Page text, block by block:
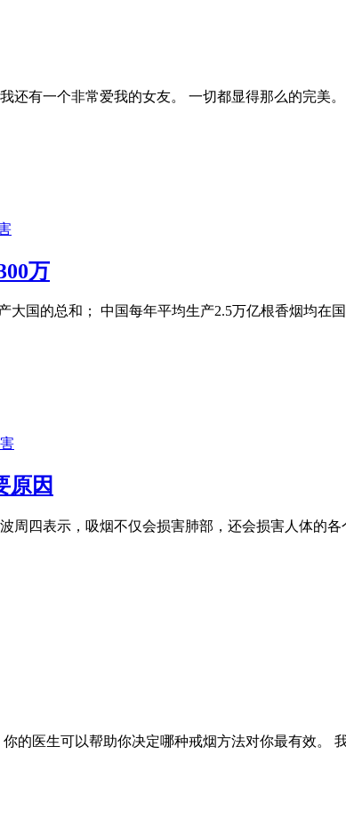
还有一个非常爱我的女友。 一切都显得那么的完美
万
国的总和； 中国每年平均生产2.5万亿根香烟均在
原因
四表示，吸烟不仅会损害肺部，还会损害人体的
的医生可以帮助你决定哪种戒烟方法对你最有效。